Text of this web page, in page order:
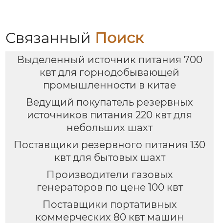
Связанный Поиск
Выделенный источник питания 700
квт для горнодобывающей
промышленности в китае
Ведущий покупатель резервных
источников питания 220 квт для
небольших шахт
Поставщики резервного питания 130
квт для бытовых шахт
Производители газовых
генераторов по цене 100 квт
Поставщики портативных
коммерческих 80 квт машин